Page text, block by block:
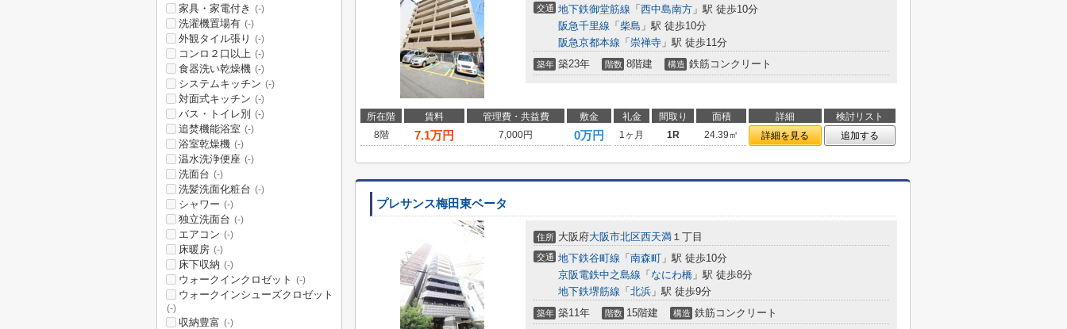
交通 地下鉄御堂筋線 「 西中島南方 」駅 徒歩10分
阪急千里線 「 柴島 」駅 徒歩10分
阪急京都本線 「 崇禅寺 」駅 徒歩11分
築年 築23年 階数 8階建 構造 鉄筋コンクリート
所在階 賃料 管理費・共益費 敷金 礼金 間取り 面積 詳細
検討リスト
8階
7.1万円 7,000円 0万円 1ヶ月 1R 24.39㎡ 詳細を見る 追加する
プレサンス梅田東ベータ
住所 大阪府大阪市北区西天満 １丁目
交通 地下鉄谷町線 「 南森町 」駅 徒歩10分
京阪電鉄中之島線 「 なにわ橋 」駅 徒歩8分
地下鉄堺筋線 「 北浜 」駅 徒歩9分
築年 築11年 階数 15階建 構造 鉄筋コンクリート
家具・家電付き (-)
洗濯機置場有 (-)
外観タイル張り (-)
コンロ２口以上 (-)
食器洗い乾燥機 (-)
システムキッチン (-)
対面式キッチン (-)
バス・トイレ別 (-)
追焚機能浴室 (-)
浴室乾燥機 (-)
温水洗浄便座 (-)
洗面台 (-)
洗髪洗面化粧台 (-)
シャワー (-)
独立洗面台 (-)
エアコン (-)
床暖房 (-)
床下収納 (-)
ウォークインクロゼット (-)
ウォークインシューズクロゼット
(-)
収納豊富 (-)